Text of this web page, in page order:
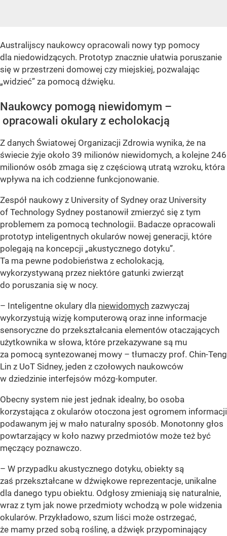
Australijscy naukowcy opracowali nowy typ pomocy
dla niedowidzących. Prototyp znacznie ułatwia poruszanie
się w przestrzeni domowej czy miejskiej, pozwalając
„widzieć” za pomocą dźwięku.
Naukowcy pomogą niewidomym –
opracowali okulary z echolokacją
Z danych Światowej Organizacji Zdrowia wynika, że na
świecie żyje około 39 milionów niewidomych, a kolejne 246
milionów osób zmaga się z częściową utratą wzroku, która
wpływa na ich codzienne funkcjonowanie.
Zespół naukowy z University of Sydney oraz University
of Technology Sydney postanowił zmierzyć się z tym
problemem za pomocą technologii. Badacze opracowali
prototyp inteligentnych okularów nowej generacji, które
polegają na koncepcji „akustycznego dotyku”.
Ta ma pewne podobieństwa z echolokacją,
wykorzystywaną przez niektóre gatunki zwierząt
do poruszania się w nocy.
– Inteligentne okulary dla niewidomych zazwyczaj
wykorzystują wizję komputerową oraz inne informacje
sensoryczne do przekształcania elementów otaczających
użytkownika w słowa, które przekazywane są mu
za pomocą syntezowanej mowy – tłumaczy prof. Chin-Teng
Lin z UoT Sidney, jeden z czołowych naukowców
w dziedzinie interfejsów mózg-komputer.
Obecny system nie jest jednak idealny, bo osoba
korzystająca z okularów otoczona jest ogromem informacji
podawanym jej w mało naturalny sposób. Monotonny głos
powtarzający w koło nazwy przedmiotów może też być
męczący poznawczo.
– W przypadku akustycznego dotyku, obiekty są
zaś przekształcane w dźwiękowe reprezentacje, unikalne
dla danego typu obiektu. Odgłosy zmieniają się naturalnie,
wraz z tym jak nowe przedmioty wchodzą w pole widzenia
okularów. Przykładowo, szum liści może ostrzegać,
że mamy przed sobą roślinę, a dźwięk przypominający